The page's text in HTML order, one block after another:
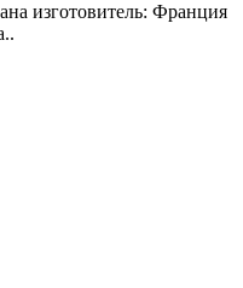
изготовитель: Франция